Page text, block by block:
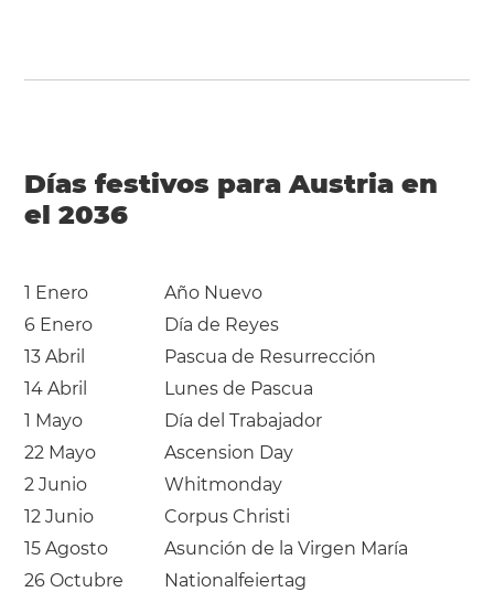
Días festivos para Austria en
el 2036
1 Enero
Año Nuevo
6 Enero
Día de Reyes
13 Abril
Pascua de Resurrección
14 Abril
Lunes de Pascua
1 Mayo
Día del Trabajador
22 Mayo
Ascension Day
2 Junio
Whitmonday
12 Junio
Corpus Christi
15 Agosto
Asunción de la Virgen María
26 Octubre
Nationalfeiertag